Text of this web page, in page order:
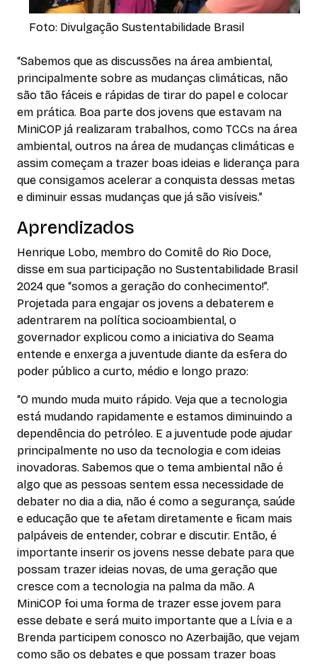
Foto: Divulgação Sustentabilidade Brasil
“Sabemos que as discussões na área ambiental,
principalmente sobre as mudanças climáticas, não
são tão fáceis e rápidas de tirar do papel e colocar
em prática. Boa parte dos jovens que estavam na
MiniCOP já realizaram trabalhos, como TCCs na área
ambiental, outros na área de mudanças climáticas e
assim começam a trazer boas ideias e liderança para
que consigamos acelerar a conquista dessas metas
e diminuir essas mudanças que já são visíveis.”
Aprendizados
Henrique Lobo, membro do Comitê do Rio Doce,
disse em sua participação no Sustentabilidade Brasil
2024 que “somos a geração do conhecimento!”.
Projetada para engajar os jovens a debaterem e
adentrarem na política socioambiental, o
governador explicou como a iniciativa do Seama
entende e enxerga a juventude diante da esfera do
poder público a curto, médio e longo prazo:
“O mundo muda muito rápido. Veja que a tecnologia
está mudando rapidamente e estamos diminuindo a
dependência do petróleo. E a juventude pode ajudar
principalmente no uso da tecnologia e com ideias
inovadoras. Sabemos que o tema ambiental não é
algo que as pessoas sentem essa necessidade de
debater no dia a dia, não é como a segurança, saúde
e educação que te afetam diretamente e ficam mais
palpáveis de entender, cobrar e discutir. Então, é
importante inserir os jovens nesse debate para que
possam trazer ideias novas, de uma geração que
cresce com a tecnologia na palma da mão. A
MiniCOP foi uma forma de trazer esse jovem para
esse debate e será muito importante que a Lívia e a
Brenda participem conosco no Azerbaijão, que vejam
como são os debates e que possam trazer boas